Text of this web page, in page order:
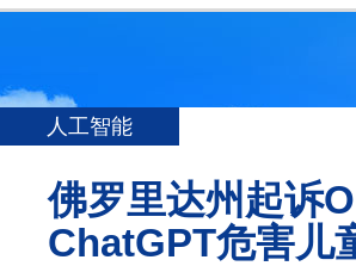
人工智能
佛罗里达州起诉
ChatGPT危害儿